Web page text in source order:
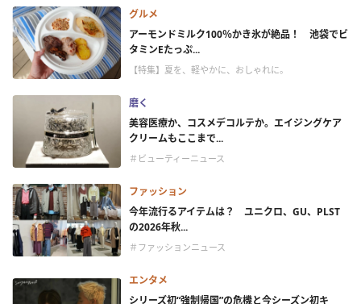
グルメ
アーモンドミルク100％かき氷が絶品！ 池袋でビ
タミンEたっぷ...
【特集】夏を、軽やかに、おしゃれに。
磨く
美容医療か、コスメデコルテか。エイジングケア
クリームもここまで...
＃ビューティーニュース
ファッション
今年流行るアイテムは？ ユニクロ、GU、PLST
の2026年秋...
＃ファッションニュース
エンタメ
シリーズ初“強制帰国”の危機と今シーズン初キ